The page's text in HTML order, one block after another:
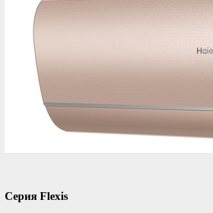
Серия Flexis